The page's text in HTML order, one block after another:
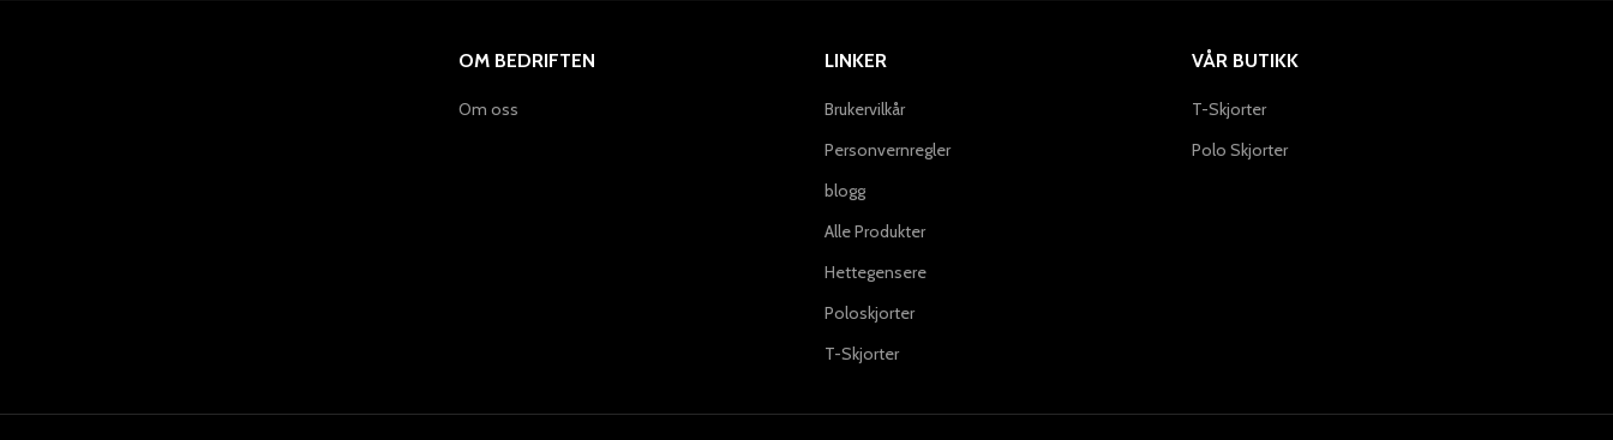
OM BEDRIFTEN
Om oss
LINKER
Brukervilkår
Personvernregler
blogg
Alle Produkter
Hettegensere
Poloskjorter
T-Skjorter
VÅR BUTIKK
T-Skjorter
Polo Skjorter